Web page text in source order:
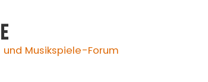
Musikspiele-Forum